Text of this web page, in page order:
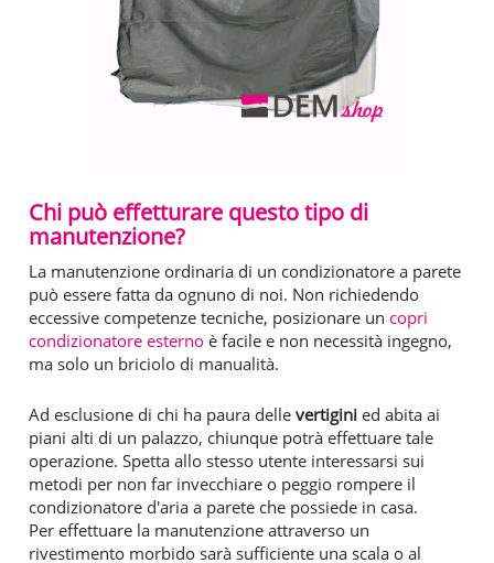
Chi può effetturare questo tipo di
manutenzione?
La manutenzione ordinaria di un condizionatore a parete
può essere fatta da ognuno di noi. Non richiedendo
eccessive competenze tecniche, posizionare un copri
condizionatore esterno è facile e non necessità ingegno,
ma solo un briciolo di manualità.
Ad esclusione di chi ha paura delle vertigini ed abita ai
piani alti di un palazzo, chiunque potrà effettuare tale
operazione. Spetta allo stesso utente interessarsi sui
metodi per non far invecchiare o peggio rompere il
condizionatore d'aria a parete che possiede in casa.
Per effettuare la manutenzione attraverso un
rivestimento morbido sarà sufficiente una scala o al